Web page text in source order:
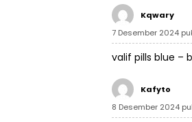
Kqwary
7 Desember 2024
valif pills blue –
Kafyto
8 Desember 2024